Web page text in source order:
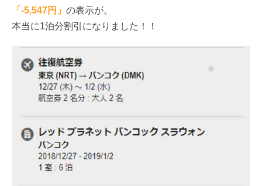
「-5,547円」 の表示が。
本当に1泊分割引になりました！！